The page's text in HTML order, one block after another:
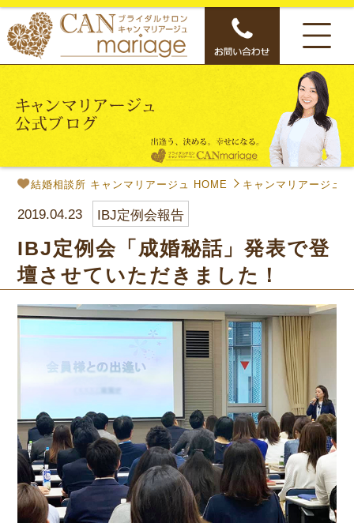
結婚相談所 キャンマリアージュ HOME キャンマリアージュ
2019.04.23 IBJ定例会報告
IBJ定例会「成婚秘話」発表で登
壇させていただきました！